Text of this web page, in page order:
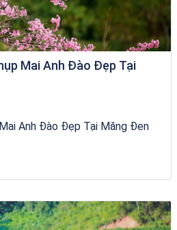
Mai Anh Đào Đẹp Tại
Anh Đào Đẹp Tại Măng Đen
Nhơn